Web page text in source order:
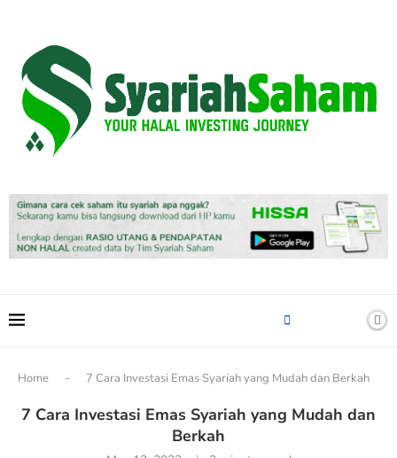
Home - 7 Cara Investasi Emas Syariah yang Mudah dan Berkah
7 Cara Investasi Emas Syariah yang Mudah dan
Berkah